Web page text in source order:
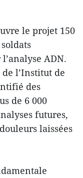
le projet 150
ADN.
l’Institut de
des
de 6 000
futures,
laissées